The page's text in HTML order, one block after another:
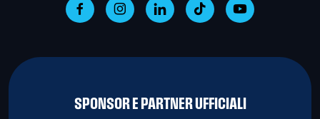
SPONSOR E PARTNER UFFICIALI